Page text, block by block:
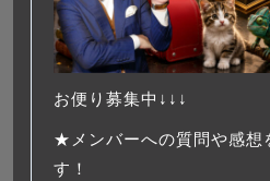
お便り募集中↓↓↓
★メンバーへの質問や感想
す！